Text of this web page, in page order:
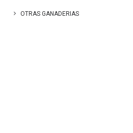
OTRAS GANADERIAS